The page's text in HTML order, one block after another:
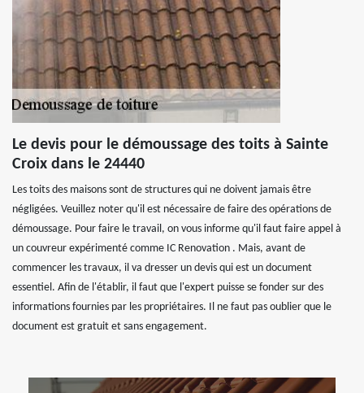
Le devis pour le démoussage des toits à Sainte
Croix dans le 24440
Les toits des maisons sont de structures qui ne doivent jamais être
négligées. Veuillez noter qu'il est nécessaire de faire des opérations de
démoussage. Pour faire le travail, on vous informe qu'il faut faire appel à
un couvreur expérimenté comme IC Renovation . Mais, avant de
commencer les travaux, il va dresser un devis qui est un document
essentiel. Afin de l'établir, il faut que l'expert puisse se fonder sur des
informations fournies par les propriétaires. Il ne faut pas oublier que le
document est gratuit et sans engagement.